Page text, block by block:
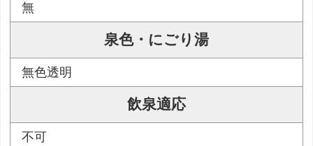
無
泉色・にごり湯
無色透明
飲泉適応
不可